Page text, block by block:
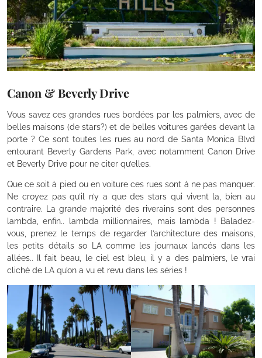
Canon & Beverly Drive
Vous savez ces grandes rues bordées par les palmiers, avec de
belles maisons (de stars?) et de belles voitures garées devant la
porte ? Ce sont toutes les rues au nord de Santa Monica Blvd
entourant Beverly Gardens Park, avec notamment Canon Drive
et Beverly Drive pour ne citer qu’elles.
Que ce soit à pied ou en voiture ces rues sont à ne pas manquer.
Ne croyez pas qu’il n’y a que des stars qui vivent la, bien au
contraire. La grande majorité des riverains sont des personnes
lambda, enfin.. lambda millionnaires, mais lambda ! Baladez-
vous, prenez le temps de regarder l’architecture des maisons,
les petits détails so LA comme les journaux lancés dans les
allées.. Il fait beau, le ciel est bleu, il y a des palmiers, le vrai
cliché de LA qu’on a vu et revu dans les séries !